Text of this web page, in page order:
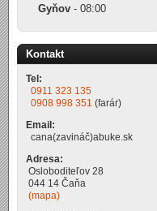
Gyňov - 08:00
Kontakt
Tel:
0911 323 135
0908 998 351 (farár)
Email:
cana(zavináč)abuke.sk
Adresa:
Osloboditeľov 28
044 14 Čaňa
(mapa)